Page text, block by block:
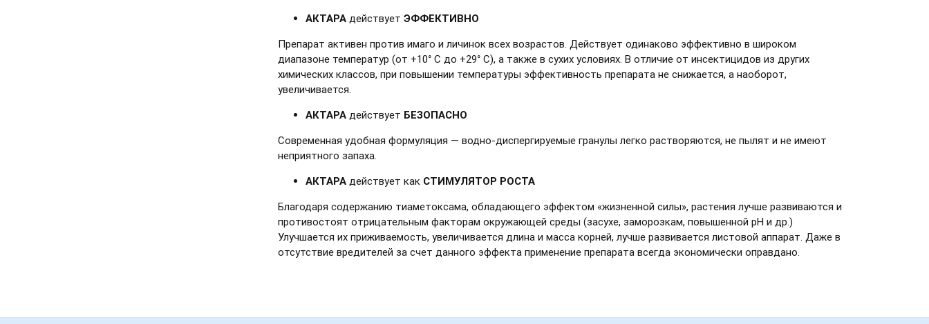
АКТАРА действует ЭФФЕКТИВНО
Препарат активен против имаго и личинок всех возрастов. Действует одинаково эффективно в широком
диапазоне температур (от +10° С до +29° С), а также в сухих условиях. В отличие от инсектицидов из других
химических классов, при повышении температуры эффективность препарата не снижается, а наоборот,
увеличивается.
АКТАРА действует БЕЗОПАСНО
Современная удобная формуляция — водно-диспергируемые гранулы легко растворяются, не пылят и не имеют
неприятного запаха.
АКТАРА действует как СТИМУЛЯТОР РОСТА
Благодаря содержанию тиаметоксама, обладающего эффектом «жизненной силы», растения лучше развиваются и
противостоят отрицательным факторам окружающей среды (засухе, заморозкам, повышенной pH и др.)
Улучшается их приживаемость, увеличивается длина и масса корней, лучше развивается листовой аппарат. Даже в
отсутствие вредителей за счет данного эффекта применение препарата всегда экономически оправдано.